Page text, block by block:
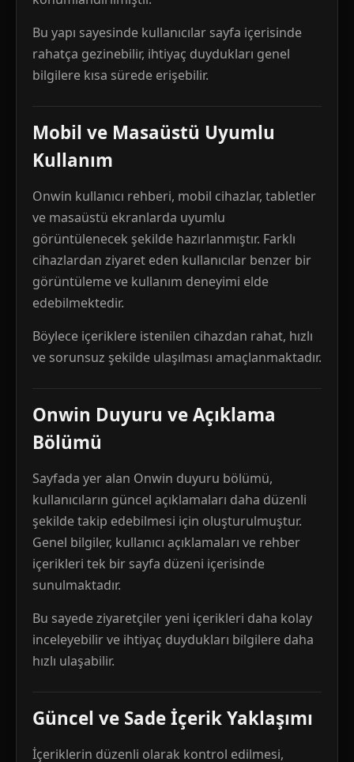
Bu yapı sayesinde kullanıcılar sayfa içerisinde
rahatça gezinebilir, ihtiyaç duydukları genel
bilgilere kısa sürede erişebilir.
Mobil ve Masaüstü Uyumlu
Kullanım
Onwin kullanıcı rehberi, mobil cihazlar, tabletler
ve masaüstü ekranlarda uyumlu
görüntülenecek şekilde hazırlanmıştır. Farklı
cihazlardan ziyaret eden kullanıcılar benzer bir
görüntüleme ve kullanım deneyimi elde
edebilmektedir.
Böylece içeriklere istenilen cihazdan rahat, hızlı
ve sorunsuz şekilde ulaşılması amaçlanmaktadır.
Onwin Duyuru ve Açıklama
Bölümü
Sayfada yer alan Onwin duyuru bölümü,
kullanıcıların güncel açıklamaları daha düzenli
şekilde takip edebilmesi için oluşturulmuştur.
Genel bilgiler, kullanıcı açıklamaları ve rehber
içerikleri tek bir sayfa düzeni içerisinde
sunulmaktadır.
Bu sayede ziyaretçiler yeni içerikleri daha kolay
inceleyebilir ve ihtiyaç duydukları bilgilere daha
hızlı ulaşabilir.
Güncel ve Sade İçerik Yaklaşımı
İçeriklerin düzenli olarak kontrol edilmesi,